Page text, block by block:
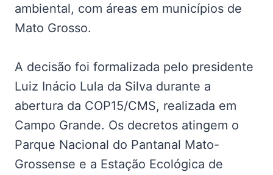
ambiental, com áreas em municípios de
Mato Grosso.
A decisão foi formalizada pelo presidente
Luiz Inácio Lula da Silva durante a
abertura da COP15/CMS, realizada em
Campo Grande. Os decretos atingem o
Parque Nacional do Pantanal Mato-
Grossense e a Estação Ecológica de